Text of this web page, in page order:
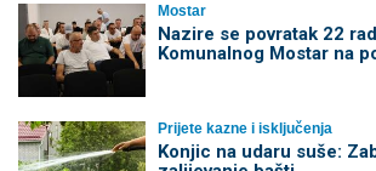
Mostar
Nazire se povratak 22
Komunalnog Mostar na
Prijete kazne i isključenja
Konjic na udaru suše: